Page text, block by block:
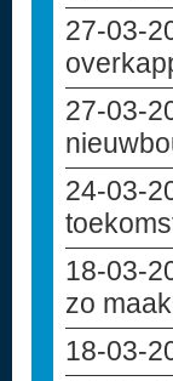
27-03-
27-03-
24-03-
18-03-
zo
18-03-